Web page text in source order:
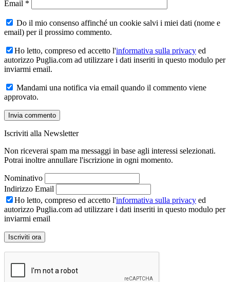
Email *
Do il mio consenso affinché un cookie salvi i miei dati (nome e
email) per il prossimo commento.
Ho letto, compreso ed accetto l'informativa sulla privacy ed
autorizzo Puglia.com ad utilizzare i dati inseriti in questo modulo per
inviarmi email.
Mandami una notifica via email quando il commento viene
approvato.
Iscriviti alla Newsletter
Non riceverai spam ma messaggi in base agli interessi selezionati.
Potrai inoltre annullare l'iscrizione in ogni momento.
Nominativo
Indirizzo Email
Ho letto, compreso ed accetto l'informativa sulla privacy ed
autorizzo Puglia.com ad utilizzare i dati inseriti in questo modulo per
inviarmi email